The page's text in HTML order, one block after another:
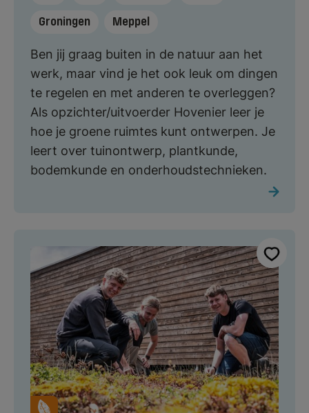
Groningen Meppel
Ben jij graag buiten in de natuur aan het
werk, maar vind je het ook leuk om dingen
te regelen en met anderen te overleggen?
Als opzichter/uitvoerder Hovenier leer je
hoe je groene ruimtes kunt ontwerpen. Je
leert over tuinontwerp, plantkunde,
bodemkunde en onderhoudstechnieken.